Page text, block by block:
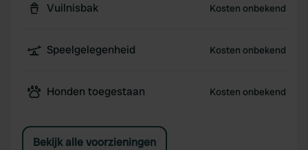
Vuilnisbak Kosten onbekend
Speelgelegenheid Kosten onbekend
Honden toegestaan Kosten onbekend
Bekijk alle voorzieningen